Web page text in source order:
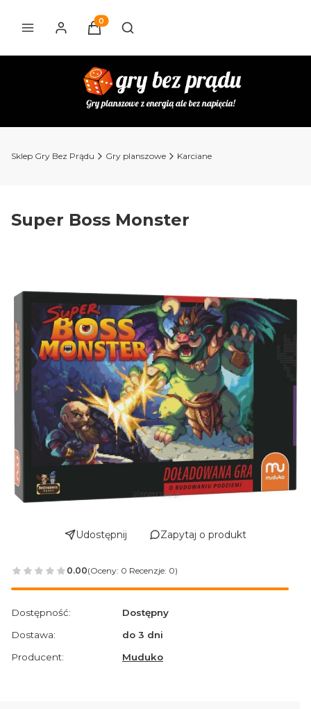
Produkty w koszyku: 0. Zobacz szczegóły
Otwórz wyszukiwarkę
Sklep Gry Bez Prądu Gry planszowe Karciane
Super Boss Monster
Udostępnij Zapytaj o produkt
0.00(Oceny: 0 Recenzje: 0)
Przejdź do sekcji Opinie
Dostępność:
Dostępny
Dostawa:
do 3 dni
Producent:
Muduko